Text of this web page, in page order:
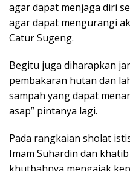
agar dapat menjaga diri
agar dapat mengurangi
Catur Sugeng.
Begitu juga diharapkan
pembakaran hutan dan
sampah yang dapat
asap” pintanya lagi.
Pada rangkaian sholat
Imam Suhardin dan